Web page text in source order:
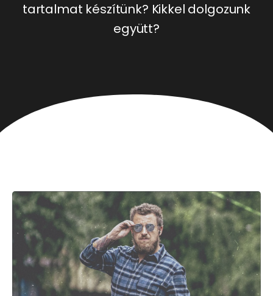
tartalmat készítünk? Kikkel dolgozunk
együtt?